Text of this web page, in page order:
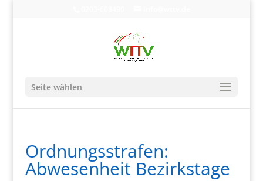
Seite wählen
Ordnungsstrafen:
Abwesenheit Bezirkstage